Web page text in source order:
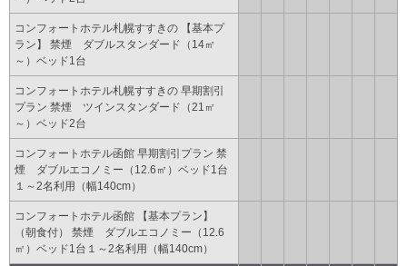
コンフォートホテル札幌すすきの 【基本プ
ラン】 禁煙 ダブルスタンダード（14㎡
～）ベッド1台
コンフォートホテル札幌すすきの 早期割引
プラン 禁煙 ツインスタンダード（21㎡
～）ベッド2台
コンフォートホテル函館 早期割引プラン 禁
煙 ダブルエコノミー（12.6㎡）ベッド1台
１～2名利用（幅140cm）
コンフォートホテル函館 【基本プラン】
（朝食付） 禁煙 ダブルエコノミー（12.6
㎡）ベッド1台１～2名利用（幅140cm）